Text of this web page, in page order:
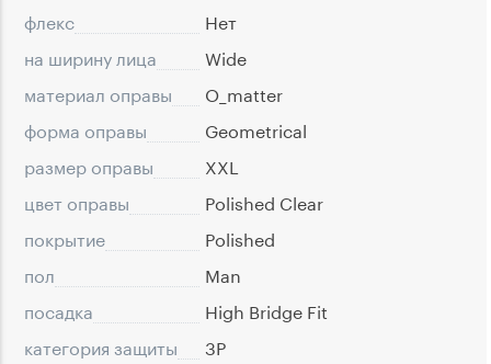
флекс
Нет
на ширину лица
Wide
материал оправы
O_matter
форма оправы
Geometrical
размер оправы
XXL
цвет оправы
Polished Clear
покрытие
Polished
пол
Man
посадка
High Bridge Fit
категория защиты
3P